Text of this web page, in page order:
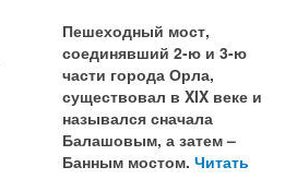
Пешеходный мост,
соединявший 2-ю и 3-ю
части города Орла,
существовал в XIX веке и
назывался сначала
Балашовым, а затем –
Банным мостом. Читать